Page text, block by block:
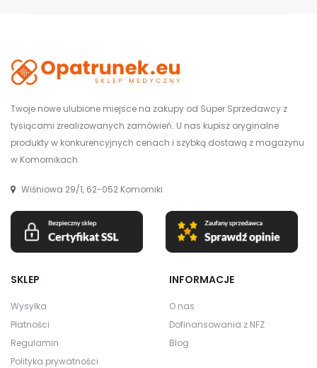
Twoje nowe ulubione miejsce na zakupy od Super Sprzedawcy z
tysiącami zrealizowanych zamówień. U nas kupisz oryginalne
produkty w konkurencyjnych cenach i szybką dostawą z magazynu
w Komornikach.
Wiśniowa 29/1, 62-052 Komorniki
SKLEP
Wysyłka
Płatności
Regulamin
Polityka prywatności
INFORMACJE
O nas
Dofinansowania z NFZ
Blog